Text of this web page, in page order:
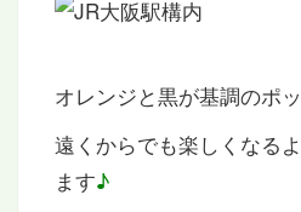
オレンジと黒が基調のポ
遠くからでも楽しくなる
ます♪